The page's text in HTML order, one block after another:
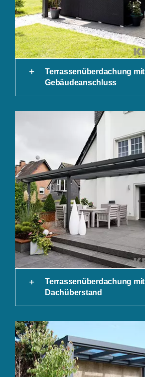
Terrassenüberdachung mit
Gebäudeanschluss
Terrassenüberdachung mit
Dachüberstand